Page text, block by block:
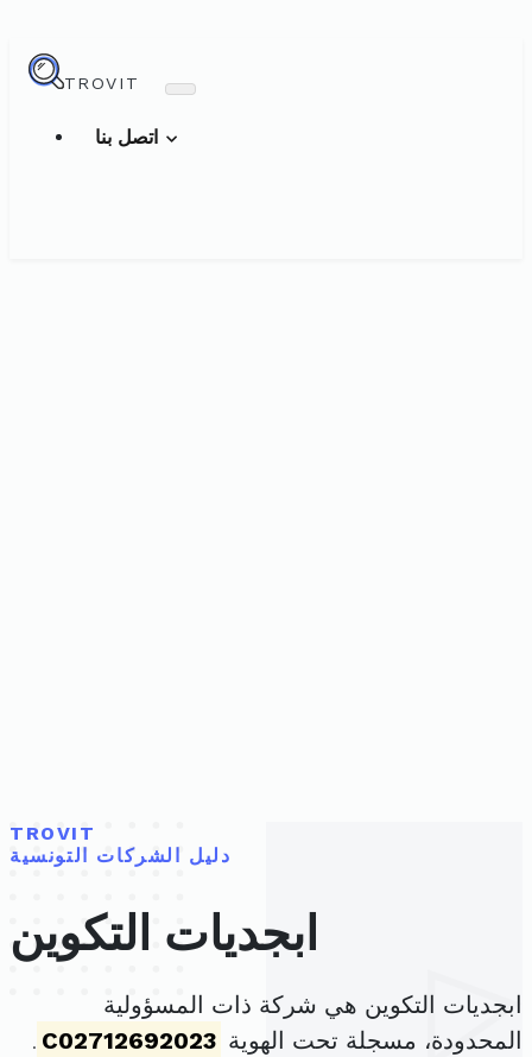
TROVIT
TROVIT
دليل الشركات التونسية
ابجديات التكوين
ابجديات التكوين هي شركة ذات المسؤولية
المحدودة، مسجلة تحت الهوية C02712692023
.